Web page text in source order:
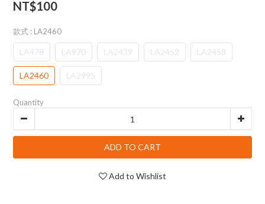
NT$100
款式 : LA2460
LA478 LA970 LA2439 LA2452 LA2458
LA2460 LA2995
Quantity
ADD TO CART
Add to Wishlist